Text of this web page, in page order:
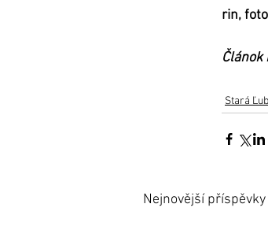
rin,
Stará
Nejnovější příspěvky